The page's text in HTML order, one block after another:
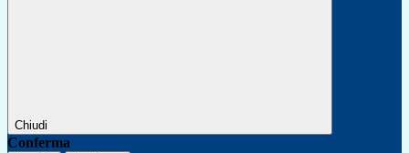
Chiudi
Conferma